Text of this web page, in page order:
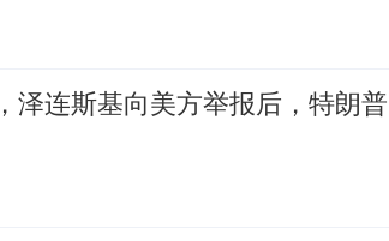
泽连斯基向美方举报后，特朗普